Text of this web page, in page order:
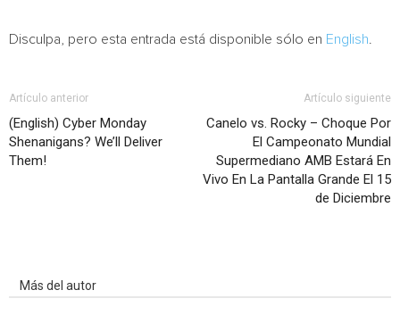
Disculpa, pero esta entrada está disponible sólo en English
Artículo anterior
(English) Cyber Monday
Shenanigans? We’ll Deliver
Them!
Artículo siguiente
Canelo vs. Rocky – Choque Por
El Campeonato Mundial
Supermediano AMB Estará En
Vivo En La Pantalla Grande El 15
de Diciembre
Más del autor